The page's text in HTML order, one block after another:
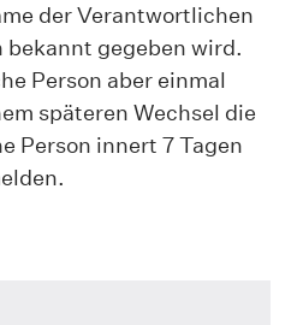
der Verantwortlichen
bekannt gegeben wird.
Person aber einmal
späteren Wechsel die
Person innert 7 Tagen